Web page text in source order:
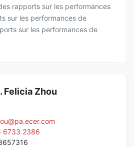
rapports sur les performances
sur les performances de
sur les performances de
Felicia Zhou
6733 2386